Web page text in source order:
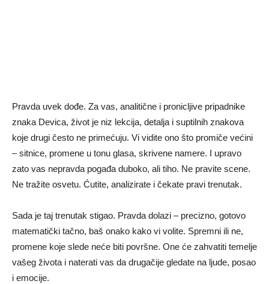
Pravda uvek dođe. Za vas, analitične i pronicljive pripadnike
znaka Devica, život je niz lekcija, detalja i suptilnih znakova
koje drugi često ne primećuju. Vi vidite ono što promiče većini
– sitnice, promene u tonu glasa, skrivene namere. I upravo
zato vas nepravda pogađa duboko, ali tiho. Ne pravite scene.
Ne tražite osvetu. Ćutite, analizirate i čekate pravi trenutak.
Sada je taj trenutak stigao. Pravda dolazi – precizno, gotovo
matematički tačno, baš onako kako vi volite. Spremni ili ne,
promene koje slede neće biti površne. One će zahvatiti temelje
vašeg života i naterati vas da drugačije gledate na ljude, posao
i emocije.